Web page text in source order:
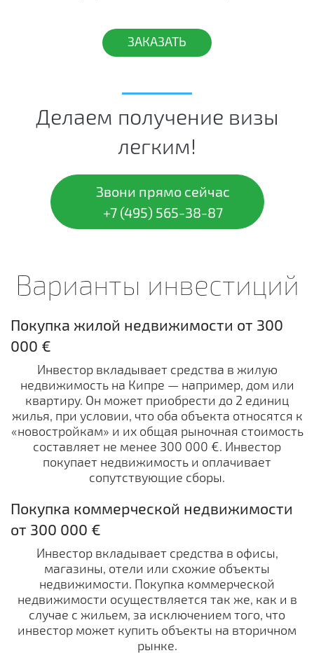
ЗАКАЗАТЬ
Делаем получение визы
легким!
Звони прямо сейчас
+7 (495) 565-38-87
Варианты инвестиций
Покупка жилой недвижимости от 300
000 €
Инвестор вкладывает средства в жилую
недвижимость на Кипре — например, дом или
квартиру. Он может приобрести до 2 единиц
жилья, при условии, что оба объекта относятся к
«новостройкам» и их общая рыночная стоимость
составляет не менее 300 000 €. Инвестор
покупает недвижимость и оплачивает
сопутствующие сборы.
Покупка коммерческой недвижимости
от 300 000 €
Инвестор вкладывает средства в офисы,
магазины, отели или схожие объекты
недвижимости. Покупка коммерческой
недвижимости осуществляется так же, как и в
случае с жильем, за исключением того, что
инвестор может купить объекты на вторичном
рынке.